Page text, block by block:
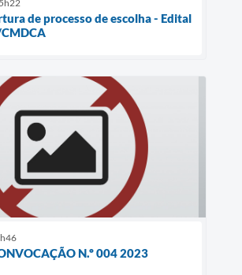
de processo de escolha - Edital
N.º 004 2023